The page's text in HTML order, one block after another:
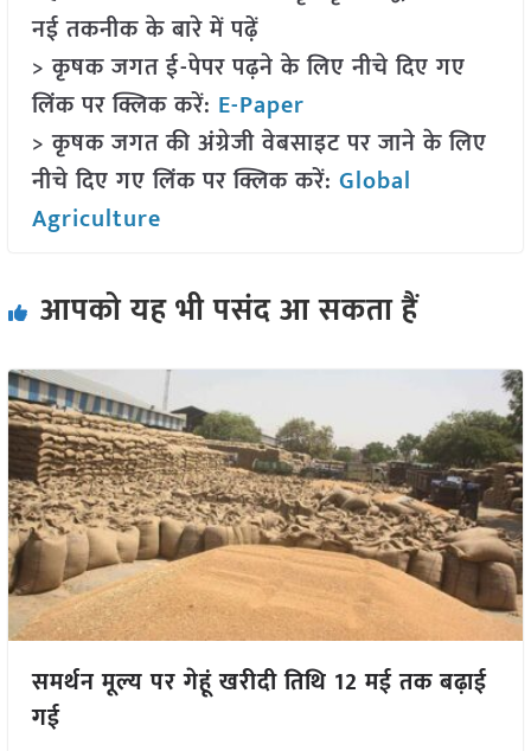
नई तकनीक के बारे में पढ़ें
> कृषक जगत ई-पेपर पढ़ने के लिए नीचे दिए गए
लिंक पर क्लिक करें: E-Paper
> कृषक जगत की अंग्रेजी वेबसाइट पर जाने के लिए
नीचे दिए गए लिंक पर क्लिक करें: Global
Agriculture
आपको यह भी पसंद आ सकता हैं
समर्थन मूल्य पर गेहूं खरीदी तिथि 12 मई तक बढ़ाई
गई